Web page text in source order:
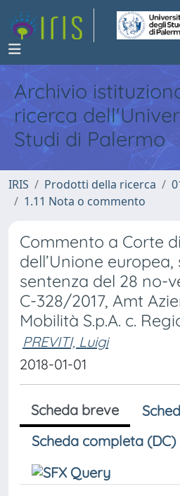
Archivio
ricerca
Studi di Palermo
IRIS Prodotti della ricerca
1.11 Nota o commento
Commento a Corte
dell’Unione europea,
sentenza del 28 no-
C-328/2017, Amt
Mobilità S.p.A. c.
PREVITI, Luigi
2018-01-01
Scheda breve
Scheda completa (DC)